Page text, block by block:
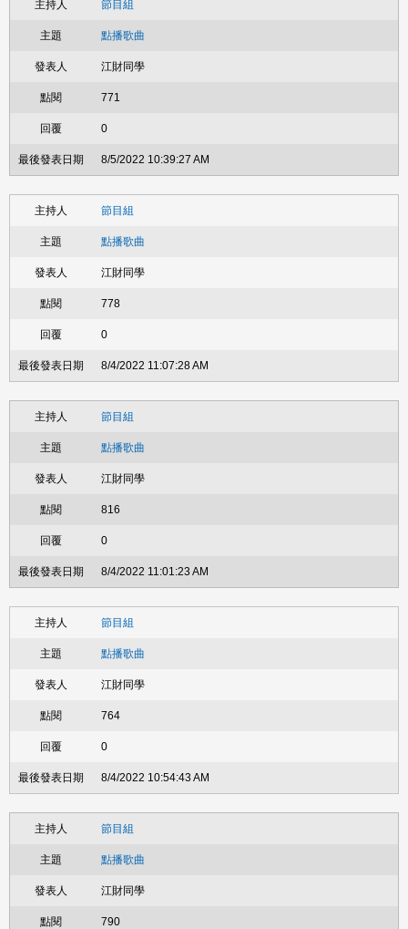
節目組
點播歌曲
江財同學
771
0
8/5/2022 10:39:27 AM
節目組
點播歌曲
江財同學
778
0
8/4/2022 11:07:28 AM
節目組
點播歌曲
江財同學
816
0
8/4/2022 11:01:23 AM
節目組
點播歌曲
江財同學
764
0
8/4/2022 10:54:43 AM
節目組
點播歌曲
江財同學
790